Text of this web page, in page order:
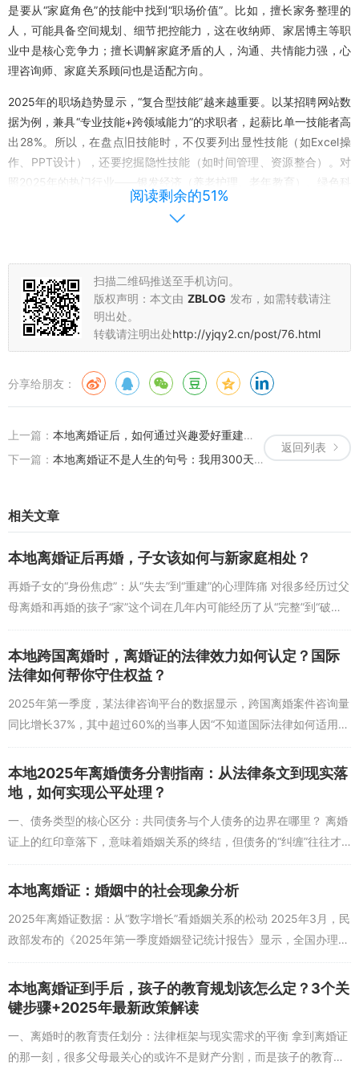
是要从“家庭角色”的技能中找到“职场价值”。比如，擅长家务整理的
人，可能具备空间规划、细节把控能力，这在收纳师、家居博主等职
业中是核心竞争力；擅长调解家庭矛盾的人，沟通、共情能力强，心
理咨询师、家庭关系顾问也是适配方向。
2025年的职场趋势显示，“复合型技能”越来越重要。以某招聘网站数
据为例，兼具“专业技能+跨领域能力”的求职者，起薪比单一技能者高
出28%。所以，在盘点旧技能时，不仅要列出显性技能（如Excel操
作、PPT设计），还要挖掘隐性技能（如时间管理、资源整合）。对
照2025年的热门行业——银发经济（养老护理、老年教育）、绿色科
技（新能源项目管理）、心理健康（情绪管理课程开发）、远程协作
（虚拟团队运营）——看看哪些技能可以迁移，哪些需要补充。比如
目管理工具（如飞书多维表格、Notion）和跨文化沟通技巧，这些都
可以通过Coursera、极客时间等平台的2025年新课快速掌握，很多
课程还提供“离婚后学习者专属优惠”，能降低经济压力。
第三步：从“短期生存”到“长期生长”——用“风险思维”规划职业路径
贷、日常开销都需要稳定的收入支撑。这时候，职业规划不能只看“能
不能赚钱”，还要考虑“抗风险能力”。短期来看，3-6个月内可以先解
如行政、运营、客服等，这些岗位门槛相对低，能快速带来收入；如
果想转向全新领域，可以尝试“轻资产副业起步”，比如利用周末做自
长期来看，2025年的职业发展需要“反脆弱”思维。比如，避免“单一收
入来源”，可以同时做主业+副业，甚至尝试“斜杠技能”，比如会计同
多，还能享受人才补贴、创业扶持等政策。同时，建立“职业人脉网”
线下沙龙，甚至可以主动联系前同事、同学，他们的推荐往往比海投
简历更有效。32岁的王先生离婚后，通过前同事的内推进入一家新能
源公司做项目助理，因为有相关行业的基础知识（大学时辅修过能源
专业），入职半年就晋升为项目主管，这就是长期布局的结果。
问题1：离婚后职业规划中最容易踩的坑是什么？
答：最常见的两个坑是“急于求成导致方向混乱”和“忽视心理状态对职
业决策的影响”。前者表现为看到别人做什么赚钱就跟风学什么（比如
者则是因为离婚后的情绪低落、自我怀疑，不敢尝试有挑战性的工
作，或者在职业选择时过度追求“稳定”而放弃成长机会。建议先给自
己3个月的“空窗期”，专注于自我疗愈和职业探索，再做决策会更理
性。
问题2：如何平衡职业发展和心理重建？
答：心理重建和职业发展是“相互滋养”的关系。可以每天留1小时做“心
理调节”，比如运动、冥想、写日记，把职业规划中的小进展（如学会
一个新技能、拿到一个面试机会）记录下来，用“小成就”积累自信；
具，而是当作实现自我价值的途径。2025年初某职场心理调研显示，
有68%的受访者表示“在职业中找到新目标后，心理状态明显改善”，
阅读剩余的51%
扫描二维码推送至手机访问。
版权声明：本文由 ZBLOG 发布，如需转载请注
明出处。
转载请注明出处http://yjqy2.cn/post/76.html
分享给朋友：
返回列表
上一篇： 本地离婚证后，如何通过兴趣爱好重建生活的热情？
下一篇： 本地离婚证不是人生的句号：我用300天反思，学会在失败里长出新的自己
相关文章
本地离婚证后再婚，子女该如何与新家庭相处？
再婚子女的“身份焦虑”：从“失去”到“重建”的心理阵痛 对很多经历过父
母离婚和再婚的孩子“家”这个词在几年内可能经历了从“完整”到“破碎”
再到“重组”的剧烈变化。2025年春节后，某青少年心理咨询...
本地跨国离婚时，离婚证的法律效力如何认定？国际
法律如何帮你守住权益？
2025年第一季度，某法律咨询平台的数据显示，跨国离婚案件咨询量
同比增长37%，其中超过60%的当事人因“不知道国际法律如何适用”
“担心权益无法保障”而焦虑。跨国离婚的复杂性远超国内离婚——不
仅涉...
本地2025年离婚债务分割指南：从法律条文到现实落
地，如何实现公平处理？
一、债务类型的核心区分：共同债务与个人债务的边界在哪里？ 离婚
证上的红印章落下，意味着婚姻关系的终结，但债务的“纠缠”往往才
刚刚开始。在2025年的今天，离婚时的债务分担已不再是简单的“谁
借的谁...
本地离婚证：婚姻中的社会现象分析
2025年离婚证数据：从“数字增长”看婚姻关系的松动 2025年3月，民
政部发布的《2025年第一季度婚姻登记统计报告》显示，全国办理离
婚登记28.6万对，较2024年同期增长12.3%，连续五年...
本地离婚证到手后，孩子的教育规划该怎么定？3个关
键步骤+2025年最新政策解读
一、离婚时的教育责任划分：法律框架与现实需求的平衡 拿到离婚证
的那一刻，很多父母最关心的或许不是财产分割，而是孩子的教育该